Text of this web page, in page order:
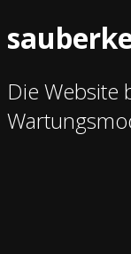
Die Website